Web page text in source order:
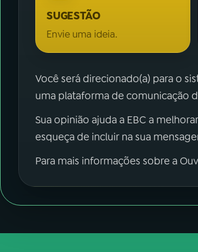
SUGESTÃO
Envie uma ideia.
Você será direcionado(a) para o
uma plataforma de comunicação
Sua opinião ajuda a EBC a
esqueça de incluir na sua
Para mais informações sobre a